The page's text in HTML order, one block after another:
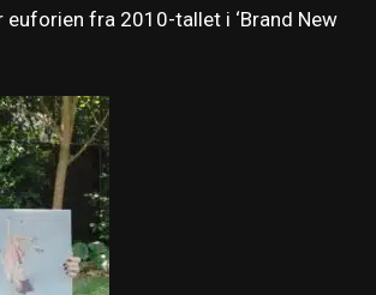
euforien fra 2010-tallet i ‘Brand New